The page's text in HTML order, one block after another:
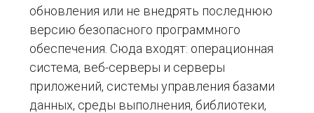
обновления или не внедрять последнюю
версию безопасного программного
обеспечения. Сюда входят: операционная
система, веб-серверы и серверы
приложений, системы управления базами
данных, среды выполнения, библиотеки,